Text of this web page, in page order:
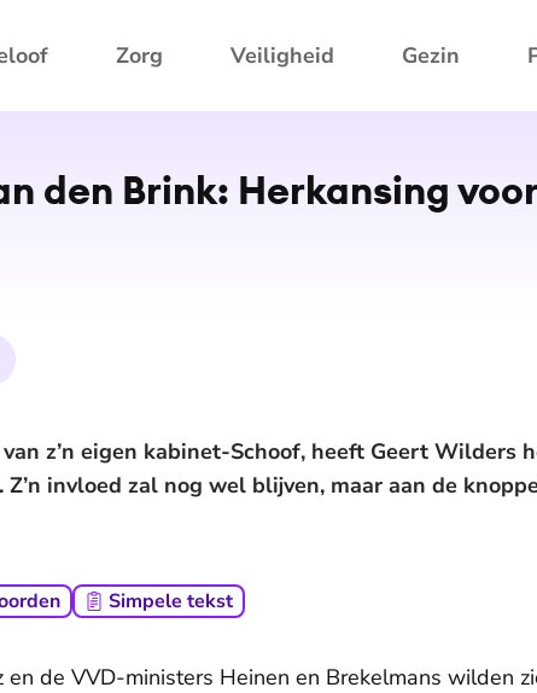
Zorg Veiligheid Gezin
den Brink: Herkansing
z’n eigen kabinet-Schoof, heeft Geert Wilders
invloed zal nog wel blijven, maar aan de
Simpele tekst
de VVD-ministers Heinen en Brekelmans wilden